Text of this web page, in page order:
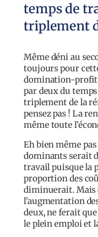
temps de
triplement
Même déni au
toujours pour
domination-profit
par deux du
triplement de la
pensez pas ! La
même toute
Eh bien même
dominants serait
travail puisque la
proportion des
diminuerait. Mais
l’augmentation
deux, ne ferait
le plein emploi et